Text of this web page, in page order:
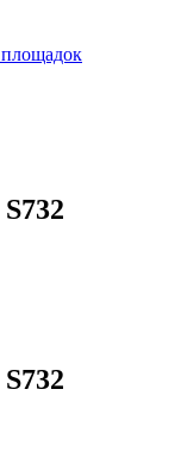
площадок